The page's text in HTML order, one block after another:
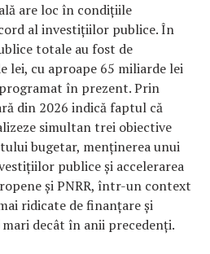
are loc în condițiile
al investițiilor publice. În
totale au fost de
lei, cu aproape 65 miliarde lei
în prezent. Prin
din 2026 indică faptul că
simultan trei obiective
bugetar, menținerea unui
publice și accelerarea
și PNRR, într-un context
ridicate de finanțare și
decât în anii precedenți.